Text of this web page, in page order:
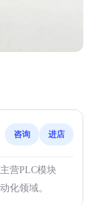
咨询 进店
营PLC模块
化领域。